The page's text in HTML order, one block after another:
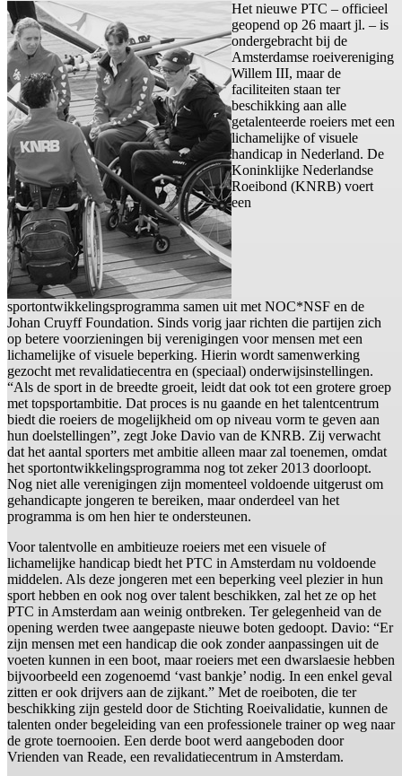
Het nieuwe PTC – officieel
geopend op 26 maart jl. – is
ondergebracht bij de
Amsterdamse roeivereniging
Willem III, maar de
faciliteiten staan ter
beschikking aan alle
getalenteerde roeiers met een
lichamelijke of visuele
handicap in Nederland. De
Koninklijke Nederlandse
Roeibond (KNRB) voert
een
sportontwikkelingsprogramma samen uit met NOC*NSF en de
Johan Cruyff Foundation. Sinds vorig jaar richten die partijen zich
op betere voorzieningen bij verenigingen voor mensen met een
lichamelijke of visuele beperking. Hierin wordt samenwerking
gezocht met revalidatiecentra en (speciaal) onderwijsinstellingen.
“Als de sport in de breedte groeit, leidt dat ook tot een grotere groep
met topsportambitie. Dat proces is nu gaande en het talentcentrum
biedt die roeiers de mogelijkheid om op niveau vorm te geven aan
hun doelstellingen”, zegt Joke Davio van de KNRB. Zij verwacht
dat het aantal sporters met ambitie alleen maar zal toenemen, omdat
het sportontwikkelingsprogramma nog tot zeker 2013 doorloopt.
Nog niet alle verenigingen zijn momenteel voldoende uitgerust om
gehandicapte jongeren te bereiken, maar onderdeel van het
programma is om hen hier te ondersteunen.
Voor talentvolle en ambitieuze roeiers met een visuele of
lichamelijke handicap biedt het PTC in Amsterdam nu voldoende
middelen. Als deze jongeren met een beperking veel plezier in hun
sport hebben en ook nog over talent beschikken, zal het ze op het
PTC in Amsterdam aan weinig ontbreken. Ter gelegenheid van de
opening werden twee aangepaste nieuwe boten gedoopt. Davio: “Er
zijn mensen met een handicap die ook zonder aanpassingen uit de
voeten kunnen in een boot, maar roeiers met een dwarslaesie hebben
bijvoorbeeld een zogenoemd ‘vast bankje’ nodig. In een enkel geval
zitten er ook drijvers aan de zijkant.” Met de roeiboten, die ter
beschikking zijn gesteld door de Stichting Roeivalidatie, kunnen de
talenten onder begeleiding van een professionele trainer op weg naar
de grote toernooien. Een derde boot werd aangeboden door
Vrienden van Reade, een revalidatiecentrum in Amsterdam.